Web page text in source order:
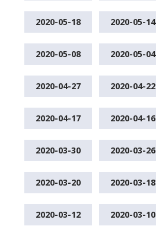
2020-05-18 2020-05-14
2020-05-08 2020-05-04
2020-04-27 2020-04-22
2020-04-17 2020-04-16
2020-03-30 2020-03-26
2020-03-20 2020-03-18
2020-03-12 2020-03-10